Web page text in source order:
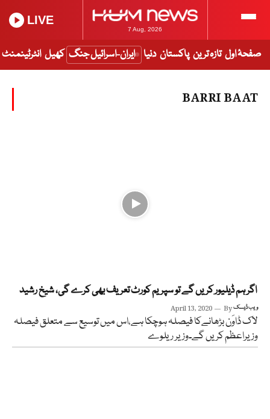
7 Aug, 2026
LIVE
صفحۂ اول تازہ ترین پاکستان دنیا ایران-اسرائیل جنگ کھیل انٹرٹینمنٹ
BARRI BAAT
اگر ہم ڈیلیور کریں گے تو سپریم کورٹ تعریف بھی کرے گی، شیخ رشید
April 13, 2020 Byویب ڈیسک
لاک ڈاوَن بڑھانےکا فیصلہ ہوچکا ہے،اس میں توسیع سے متعلق فیصلہ
وزیراعظم کریں گے۔وزیر ریلوے